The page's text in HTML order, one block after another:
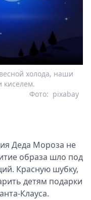
холода, наши
киселем.
pixabay
Фото:
Деда Мороза не
образа шло под
Красную шубку,
детям подарки
Клауса.